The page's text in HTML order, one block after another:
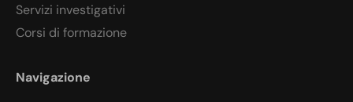
Servizi investigativi
Corsi di formazione
Navigazione